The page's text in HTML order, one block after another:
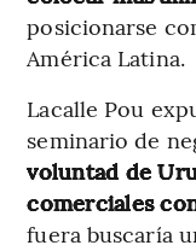
posicionarse
América Latina.
Lacalle Pou
seminario de
voluntad de
comerciales
fuera buscaría